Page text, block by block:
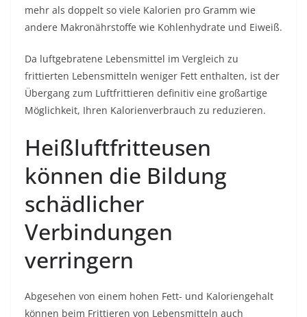
mehr als doppelt so viele Kalorien pro Gramm wie
andere Makronährstoffe wie Kohlenhydrate und Eiweiß.
Da luftgebratene Lebensmittel im Vergleich zu
frittierten Lebensmitteln weniger Fett enthalten, ist der
Übergang zum Luftfrittieren definitiv eine großartige
Möglichkeit, Ihren Kalorienverbrauch zu reduzieren.
Heißluftfritteusen
können die Bildung
schädlicher
Verbindungen
verringern
Abgesehen von einem hohen Fett- und Kaloriengehalt
können beim Frittieren von Lebensmitteln auch